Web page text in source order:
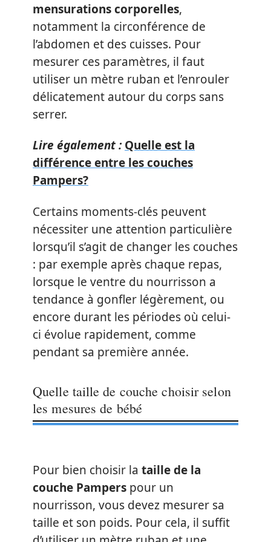
mensurations corporelles,
notamment la circonférence de
l’abdomen et des cuisses. Pour
mesurer ces paramètres, il faut
utiliser un mètre ruban et l’enrouler
délicatement autour du corps sans
serrer.
Lire également : Quelle est la
différence entre les couches
Pampers?
Certains moments-clés peuvent
nécessiter une attention particulière
lorsqu’il s’agit de changer les couches
: par exemple après chaque repas,
lorsque le ventre du nourrisson a
tendance à gonfler légèrement, ou
encore durant les périodes où celui-
ci évolue rapidement, comme
pendant sa première année.
Quelle taille de couche choisir selon
les mesures de bébé
Pour bien choisir la taille de la
couche Pampers pour un
nourrisson, vous devez mesurer sa
taille et son poids. Pour cela, il suffit